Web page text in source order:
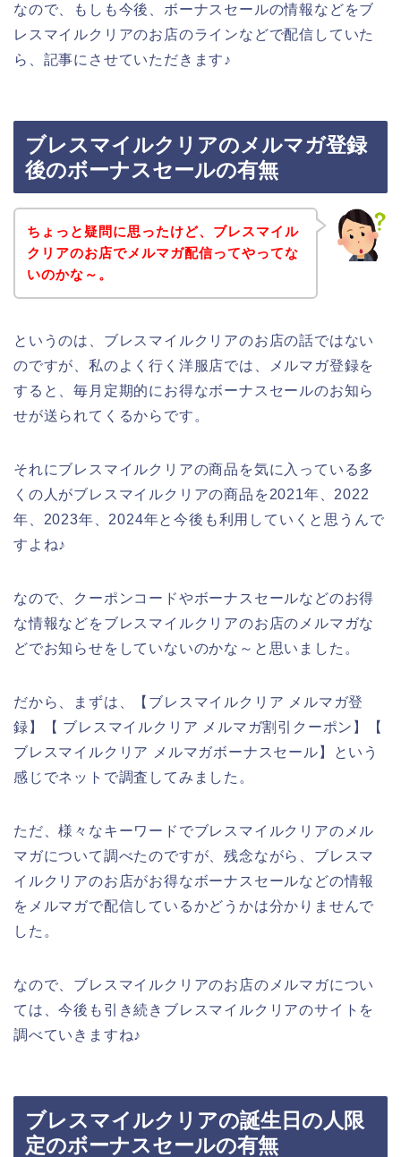
なので、もしも今後、ボーナスセールの情報などをブ
レスマイルクリアのお店のラインなどで配信していた
ら、記事にさせていただきます♪
ブレスマイルクリアのメルマガ登録
後のボーナスセールの有無
ちょっと疑問に思ったけど、ブレスマイル
クリアのお店でメルマガ配信ってやってな
いのかな～。
というのは、ブレスマイルクリアのお店の話ではない
のですが、私のよく行く洋服店では、メルマガ登録を
すると、毎月定期的にお得なボーナスセールのお知ら
せが送られてくるからです。
それにブレスマイルクリアの商品を気に入っている多
くの人がブレスマイルクリアの商品を2021年、2022
年、2023年、2024年と今後も利用していくと思うんで
すよね♪
なので、クーポンコードやボーナスセールなどのお得
な情報などをブレスマイルクリアのお店のメルマガな
どでお知らせをしていないのかな～と思いました。
だから、まずは、【ブレスマイルクリア メルマガ登
録】【 ブレスマイルクリア メルマガ割引クーポン】【
ブレスマイルクリア メルマガボーナスセール】という
感じでネットで調査してみました。
ただ、様々なキーワードでブレスマイルクリアのメル
マガについて調べたのですが、残念ながら、ブレスマ
イルクリアのお店がお得なボーナスセールなどの情報
をメルマガで配信しているかどうかは分かりませんで
した。
なので、ブレスマイルクリアのお店のメルマガについ
ては、今後も引き続きブレスマイルクリアのサイトを
調べていきますね♪
ブレスマイルクリアの誕生日の人限
定のボーナスセールの有無